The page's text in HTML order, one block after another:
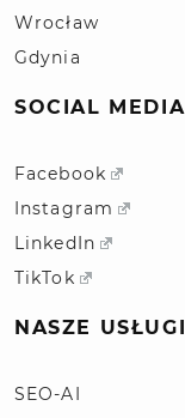
Wrocław
Gdynia
SOCIAL MEDIA
Facebook
Instagram
LinkedIn
TikTok
NASZE USŁUGI
SEO-AI